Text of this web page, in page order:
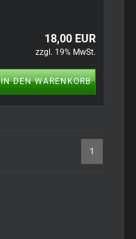
18,00 EUR
zzgl. 19% MwSt.
IN DEN WARENKORB
1